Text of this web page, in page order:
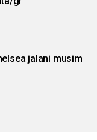
jalani musim